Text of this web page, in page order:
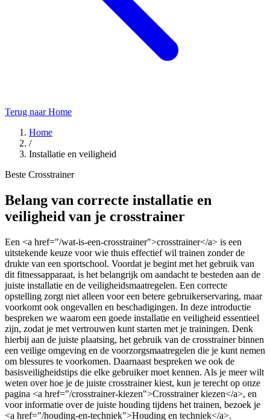
Terug naar Home
Home
/
Installatie en veiligheid
Beste Crosstrainer
Belang van correcte installatie en
veiligheid van je crosstrainer
Een <a href="/wat-is-een-crosstrainer">crosstrainer</a> is een
uitstekende keuze voor wie thuis effectief wil trainen zonder de
drukte van een sportschool. Voordat je begint met het gebruik van
dit fitnessapparaat, is het belangrijk om aandacht te besteden aan de
juiste installatie en de veiligheidsmaatregelen. Een correcte
opstelling zorgt niet alleen voor een betere gebruikerservaring, maar
voorkomt ook ongevallen en beschadigingen. In deze introductie
bespreken we waarom een goede installatie en veiligheid essentieel
zijn, zodat je met vertrouwen kunt starten met je trainingen. Denk
hierbij aan de juiste plaatsing, het gebruik van de crosstrainer binnen
een veilige omgeving en de voorzorgsmaatregelen die je kunt nemen
om blessures te voorkomen. Daarnaast bespreken we ook de
basisveiligheidstips die elke gebruiker moet kennen. Als je meer wilt
weten over hoe je de juiste crosstrainer kiest, kun je terecht op onze
pagina <a href="/crosstrainer-kiezen">Crosstrainer kiezen</a>, en
voor informatie over de juiste houding tijdens het trainen, bezoek je
<a href="/houding-en-techniek">Houding en techniek</a>.